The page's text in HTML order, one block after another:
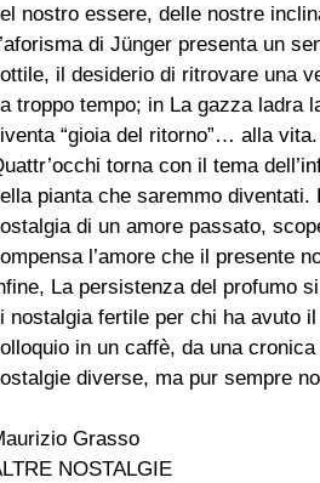
nostro essere, delle nostre
di Jünger presenta un
il desiderio di ritrovare una
troppo tempo; in La gazza ladra
“gioia del ritorno”… alla vita.
torna con il tema
pianta che saremmo
di un amore passato,
l’amore che il presente
La persistenza del profumo
nostalgia fertile per chi ha avuto
in un caffè, da una
diverse, ma pur sempre
Grasso
NOSTALGIE